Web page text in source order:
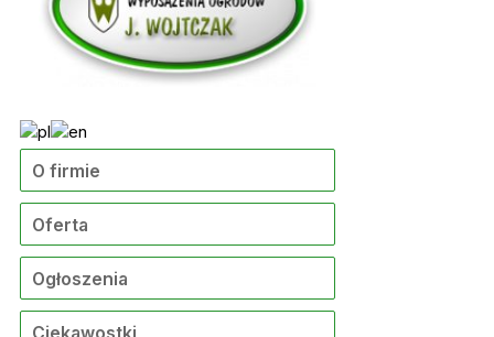
O firmie
Oferta
Ogłoszenia